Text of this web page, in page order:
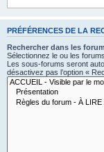
PRÉFÉRENCES DE LA
Rechercher dans les
Sélectionnez le ou les
Les sous-forums seront
désactivez pas l’option «